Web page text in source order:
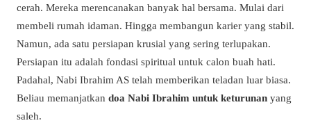
cerah. Mereka merencanakan banyak hal bersama. Mulai dari
membeli rumah idaman. Hingga membangun karier yang stabil.
Namun, ada satu persiapan krusial yang sering terlupakan.
Persiapan itu adalah fondasi spiritual untuk calon buah hati.
Padahal, Nabi Ibrahim AS telah memberikan teladan luar biasa.
Beliau memanjatkan doa Nabi Ibrahim untuk keturunan yang
saleh.